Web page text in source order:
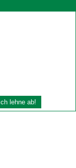
Ich lehne ab!